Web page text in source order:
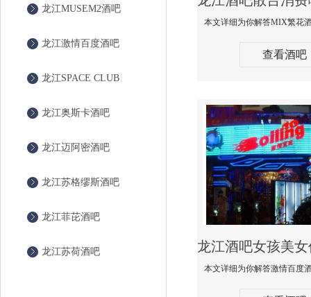
龙江MUSEM2酒吧
龙江激情百度酒吧
龙江SPACE CLUB
龙江奥斯卡酒吧
龙江迈阿密酒吧
龙江苏格缪斯酒吧
龙江菲芘酒吧
龙江苏荷酒吧
查看酒吧